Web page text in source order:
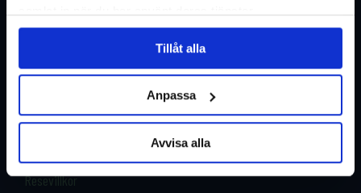
Tillåt alla
Anpassa
Avvisa alla
Restyper
Om oss
Resevillkor
Boka och res tryggt med
EverTrek
Grupp & Konferens
Kontakta oss